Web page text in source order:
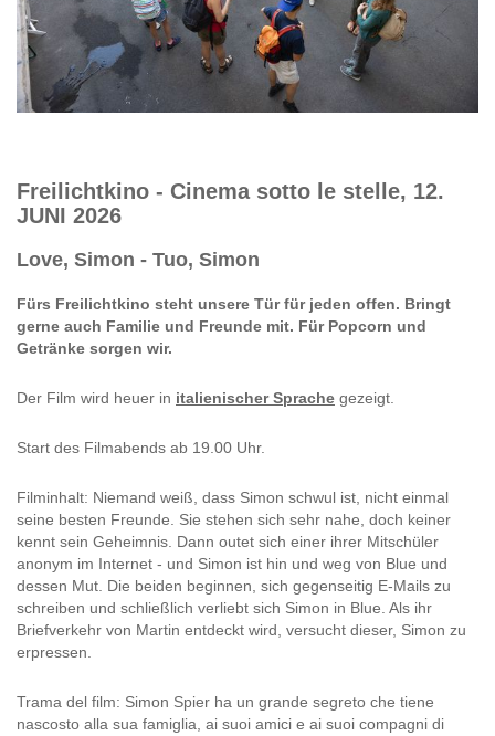
Freilichtkino - Cinema sotto le stelle, 12.
JUNI 2026
Love, Simon - Tuo, Simon
Fürs Freilichtkino steht unsere Tür für jeden offen. Bringt
gerne auch Familie und Freunde mit. Für Popcorn und
Getränke sorgen wir.
Der Film wird heuer in italienischer Sprache gezeigt.
Start des Filmabends ab 19.00 Uhr.
Filminhalt: Niemand weiß, dass Simon schwul ist, nicht einmal
seine besten Freunde. Sie stehen sich sehr nahe, doch keiner
kennt sein Geheimnis. Dann outet sich einer ihrer Mitschüler
anonym im Internet - und Simon ist hin und weg von Blue und
dessen Mut. Die beiden beginnen, sich gegenseitig E-Mails zu
schreiben und schließlich verliebt sich Simon in Blue. Als ihr
Briefverkehr von Martin entdeckt wird, versucht dieser, Simon zu
erpressen.
Trama del film: Simon Spier ha un grande segreto che tiene
nascosto alla sua famiglia, ai suoi amici e ai suoi compagni di